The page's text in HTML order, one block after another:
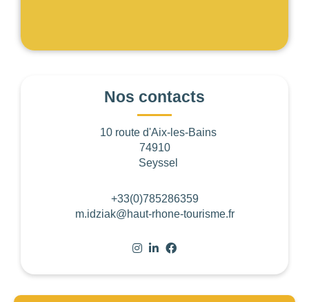
Nos contacts
10 route d'Aix-les-Bains
74910
Seyssel
+33(0)785286359
m.idziak@haut-rhone-tourisme.fr
BUDGET PAR PERSONNE
NOMBRE DE PERSONNES